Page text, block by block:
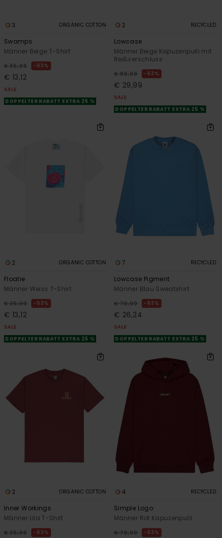
3 ORGANIC COTTON
Swamps
Männer Beige T-Shirt
€ 35,00 63%
€ 13,12
SALE
DOPPELTER RABATT EXTRA 25 %
2 RECYCLED
Lowcase
Männer Beige Kapuzenpulli mit
Reißverschluss
€ 80,00 63%
€ 29,99
SALE
DOPPELTER RABATT EXTRA 25 %
2 ORGANIC COTTON
Floatie
Männer Weiss T-Shirt
€ 35,00 63%
€ 13,12
SALE
DOPPELTER RABATT EXTRA 25 %
7 RECYCLED
Lowcase Pigment
Männer Blau Sweatshirt
€ 70,00 63%
€ 26,24
SALE
DOPPELTER RABATT EXTRA 25 %
2 ORGANIC COTTON
Inner Workings
Männer Lila T-Shirt
€ 35,00 63%
4 RECYCLED
Simple Logo
Männer Rot Kapuzenpulli
€ 70,00 63%